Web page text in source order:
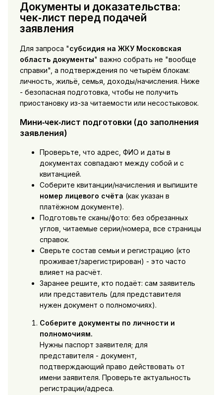
Документы и доказательства:
чек‑лист перед подачей
заявления
Для запроса "субсидия на ЖКУ Московская
область документы" важно собрать не "вообще
справки", а подтверждения по четырём блокам:
личность, жильё, семья, доходы/начисления. Ниже
- безопасная подготовка, чтобы не получить
приостановку из-за читаемости или несостыковок.
Мини‑чек‑лист подготовки (до заполнения
заявления)
Проверьте, что адрес, ФИО и даты в
документах совпадают между собой и с
квитанцией.
Соберите квитанции/начисления и выпишите
номер лицевого счёта (как указан в
платёжном документе).
Подготовьте сканы/фото: без обрезанных
углов, читаемые серии/номера, все страницы
справок.
Сверьте состав семьи и регистрацию (кто
проживает/зарегистрирован) - это часто
влияет на расчёт.
Заранее решите, кто подаёт: сам заявитель
или представитель (для представителя
нужен документ о полномочиях).
Соберите документы по личности и
полномочиям.
Нужны паспорт заявителя; для
представителя - документ,
подтверждающий право действовать от
имени заявителя. Проверьте актуальность
регистрации/адреса.